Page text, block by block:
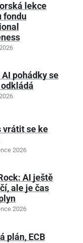
lekce
fondu
AI pohádky se
vrátit se ke
2026
AI ještě
ale je čas
2026
plán, ECB